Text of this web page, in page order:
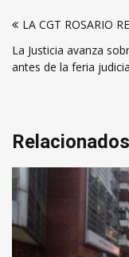
de
entradas
LA CGT ROSARIO
La Justicia avanza
antes de la feria
Relacionados